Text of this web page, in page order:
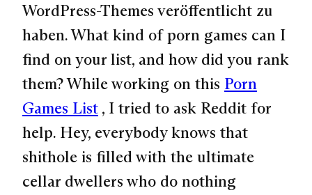
WordPress-Themes veröffentlicht zu
haben.What kind of porn games can I
find on your list, and how did you rank
them? While working on this Porn
Games List , I tried to ask Reddit for
help. Hey, everybody knows that
shithole is filled with the ultimate
cellar dwellers who do nothing